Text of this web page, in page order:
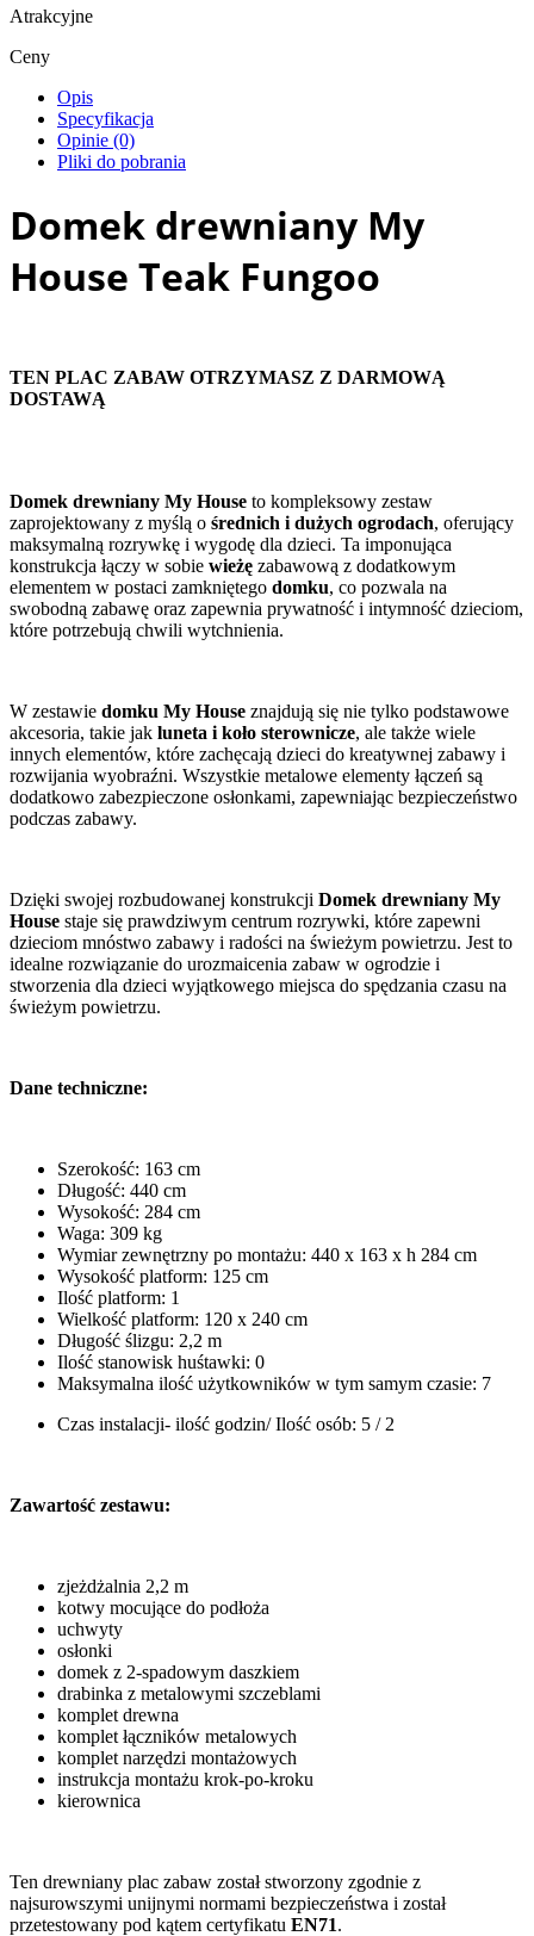
Atrakcyjne
Ceny
Opis
Specyfikacja
Opinie (0)
Pliki do pobrania
Domek drewniany My
House Teak Fungoo
TEN PLAC ZABAW OTRZYMASZ Z DARMOWĄ
DOSTAWĄ
Domek drewniany My House to kompleksowy zestaw
zaprojektowany z myślą o średnich i dużych ogrodach, oferujący
maksymalną rozrywkę i wygodę dla dzieci. Ta imponująca
konstrukcja łączy w sobie wieżę zabawową z dodatkowym
elementem w postaci zamkniętego domku, co pozwala na
swobodną zabawę oraz zapewnia prywatność i intymność dzieciom,
które potrzebują chwili wytchnienia.
W zestawie domku My House znajdują się nie tylko podstawowe
akcesoria, takie jak luneta i koło sterownicze, ale także wiele
innych elementów, które zachęcają dzieci do kreatywnej zabawy i
rozwijania wyobraźni. Wszystkie metalowe elementy łączeń są
dodatkowo zabezpieczone osłonkami, zapewniając bezpieczeństwo
podczas zabawy.
Dzięki swojej rozbudowanej konstrukcji Domek drewniany My
House staje się prawdziwym centrum rozrywki, które zapewni
dzieciom mnóstwo zabawy i radości na świeżym powietrzu. Jest to
idealne rozwiązanie do urozmaicenia zabaw w ogrodzie i
stworzenia dla dzieci wyjątkowego miejsca do spędzania czasu na
świeżym powietrzu.
Dane techniczne:
Szerokość: 163 cm
Długość: 440 cm
Wysokość: 284 cm
Waga: 309 kg
Wymiar zewnętrzny po montażu: 440 x 163 x h 284 cm
Wysokość platform: 125 cm
Ilość platform: 1
Wielkość platform: 120 x 240 cm
Długość ślizgu: 2,2 m
Ilość stanowisk huśtawki: 0
Maksymalna ilość użytkowników w tym samym czasie: 7
Czas instalacji- ilość godzin/ Ilość osób: 5 / 2
Zawartość zestawu:
zjeżdżalnia 2,2 m
kotwy mocujące do podłoża
uchwyty
osłonki
domek z 2-spadowym daszkiem
drabinka z metalowymi szczeblami
komplet drewna
komplet łączników metalowych
komplet narzędzi montażowych
instrukcja montażu krok-po-kroku
kierownica
Ten drewniany plac zabaw został stworzony zgodnie z
najsurowszymi unijnymi normami bezpieczeństwa i został
przetestowany pod kątem certyfikatu EN71.